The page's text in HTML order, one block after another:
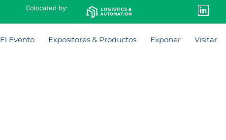
Colocated by:
El Evento Expositores & Productos Exponer Visitar